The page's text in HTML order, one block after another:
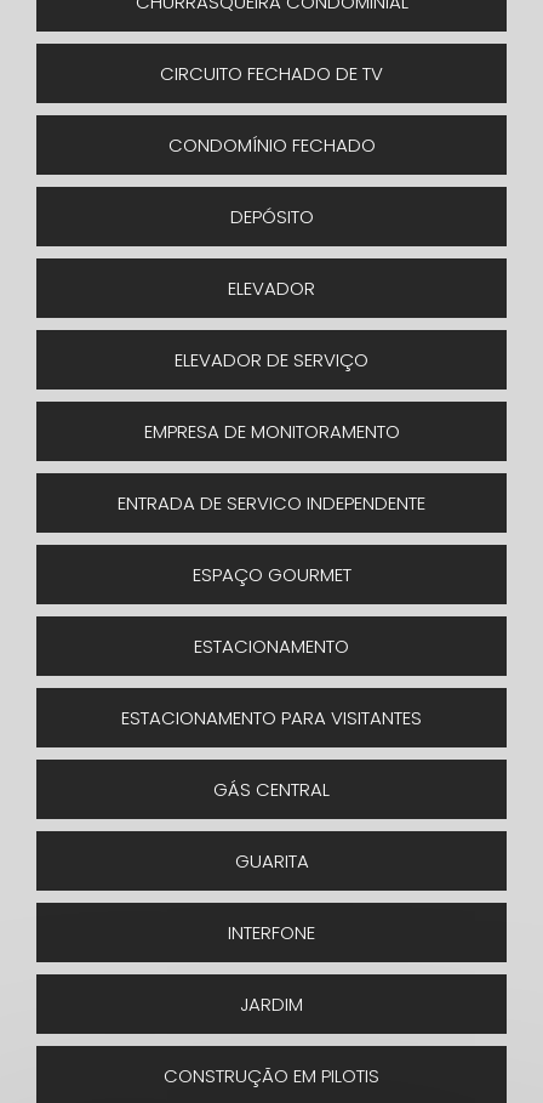
CIRCUITO FECHADO DE TV
CONDOMÍNIO FECHADO
DEPÓSITO
ELEVADOR
ELEVADOR DE SERVIÇO
EMPRESA DE MONITORAMENTO
ENTRADA DE SERVICO INDEPENDENTE
ESPAÇO GOURMET
ESTACIONAMENTO
ESTACIONAMENTO PARA VISITANTES
GÁS CENTRAL
GUARITA
INTERFONE
JARDIM
CONSTRUÇÃO EM PILOTIS